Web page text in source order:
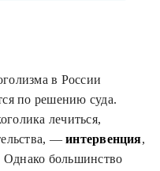
в России
по решению суда.
лечиться,
—интервенция,
большинство